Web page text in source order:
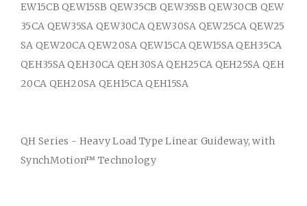
EW15CB QEW15SB QEW35CB QEW35SB QEW30CB QEW
35CA QEW35SA QEW30CA QEW30SA QEW25CA QEW25
SA QEW20CA QEW20SA QEW15CA QEW15SA QEH35CA
QEH35SA QEH30CA QEH30SA QEH25CA QEH25SA QEH
20CA QEH20SA QEH15CA QEH15SA
QH Series - Heavy Load Type Linear Guideway, with
SynchMotion™ Technology